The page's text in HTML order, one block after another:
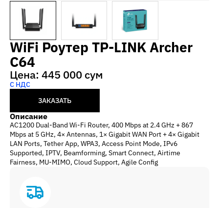
WiFi Роутер TP-LINK Archer
C64
Цена: 445 000 сум
С НДС
ЗАКАЗАТЬ
Описание
AC1200 Dual-Band Wi-Fi Router, 400 Mbps at 2.4 GHz + 867
Mbps at 5 GHz, 4× Antennas, 1× Gigabit WAN Port + 4× Gigabit
LAN Ports, Tether App, WPA3, Access Point Mode, IPv6
Supported, IPTV, Beamforming, Smart Connect, Airtime
Fairness, MU-MIMO, Cloud Support, Agile Config